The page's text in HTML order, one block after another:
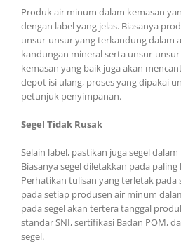
Produk air minum dalam kemasan
dengan label yang jelas. Biasanya
unsur-unsur yang terkandung dalam
kandungan mineral serta unsur-
kemasan yang baik juga akan
depot isi ulang, proses yang dipakai
petunjuk penyimpanan.
Segel Tidak Rusak
Selain label, pastikan juga segel
Biasanya segel diletakkan pada
Perhatikan tulisan yang terletak pada
pada setiap produsen air minum
pada segel akan tertera tanggal
standar SNI, sertifikasi Badan POM,
segel.